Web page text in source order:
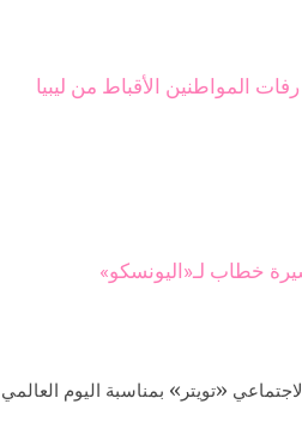
المواطنين الأقباط من ليبيا
خطاب لـ«اليونسكو»
«تويتر» بمناسبة اليوم العالمي